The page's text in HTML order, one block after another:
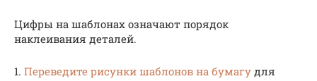
Цифры на шаблонах означают порядок
наклеивания деталей.
1. Переведите рисунки шаблонов на бумагу для